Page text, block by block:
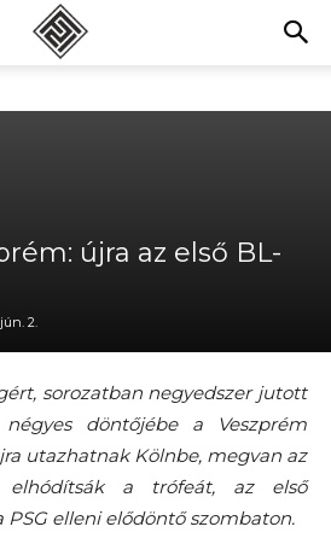
újra az első BL-
jún. 2.
sorozatban negyedszer jutott
döntőjébe a Veszprém
utazhatnak Kölnbe, megvan az
elhódítsák a trófeát, az első
elleni elődöntő szombaton.